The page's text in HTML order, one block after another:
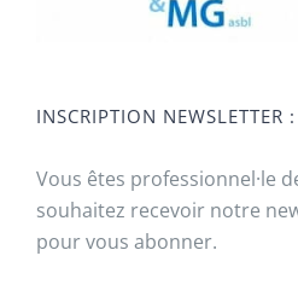
INSCRIPTION NEWSLETTER :
Vous êtes professionnel·le
souhaitez recevoir notre
pour vous abonner.